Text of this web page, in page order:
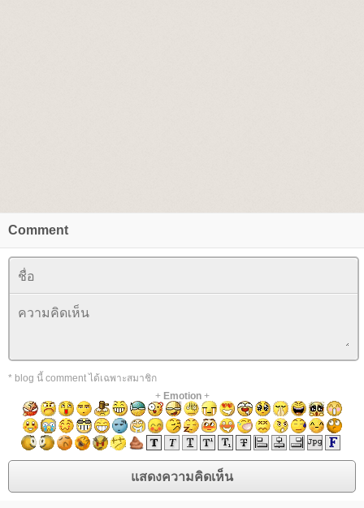
Comment
* blog นี้ comment ได้เฉพาะสมาชิก
+ Emotion+